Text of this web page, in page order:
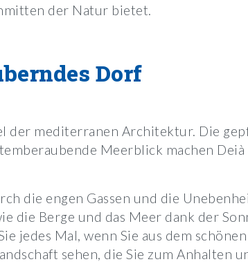
der Natur bietet.
Dorf
der mediterranen Architektur. Die
Meerblick machen Deià
die engen Gassen und die
die Berge und das Meer dank der
jedes Mal, wenn Sie aus dem
sehen, die Sie zum Anhalten